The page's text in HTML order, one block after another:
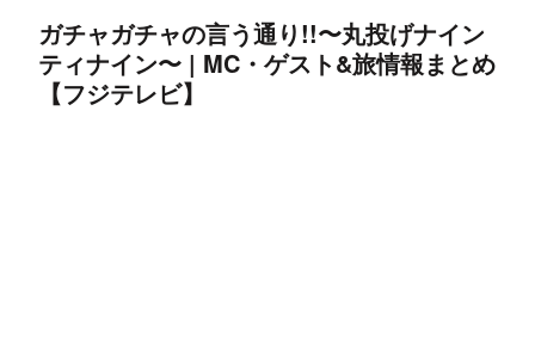
ガチャガチャの言う通り!!〜丸投げナイン
ティナイン〜 | MC・ゲスト&旅情報まとめ
【フジテレビ】